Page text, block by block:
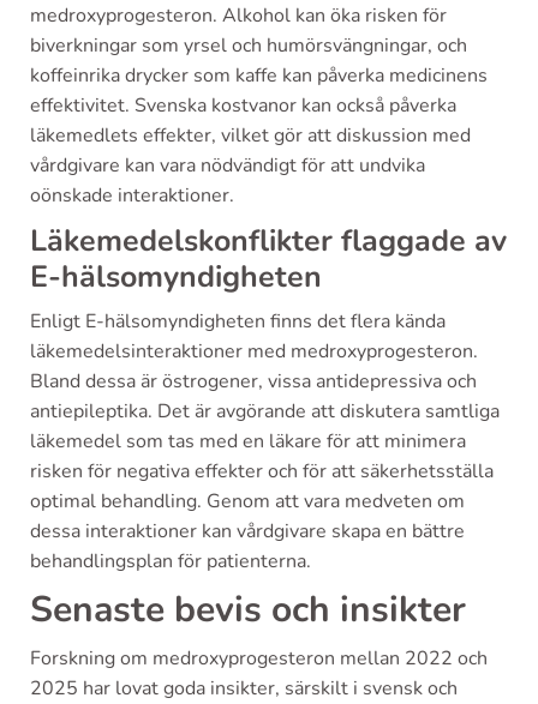
medroxyprogesteron. Alkohol kan öka risken för
biverkningar som yrsel och humörsvängningar, och
koffeinrika drycker som kaffe kan påverka medicinens
effektivitet. Svenska kostvanor kan också påverka
läkemedlets effekter, vilket gör att diskussion med
vårdgivare kan vara nödvändigt för att undvika
oönskade interaktioner.
Läkemedelskonflikter flaggade av
E-hälsomyndigheten
Enligt E-hälsomyndigheten finns det flera kända
läkemedelsinteraktioner med medroxyprogesteron.
Bland dessa är östrogener, vissa antidepressiva och
antiepileptika. Det är avgörande att diskutera samtliga
läkemedel som tas med en läkare för att minimera
risken för negativa effekter och för att säkerhetsställa
optimal behandling. Genom att vara medveten om
dessa interaktioner kan vårdgivare skapa en bättre
behandlingsplan för patienterna.
Senaste bevis och insikter
Forskning om medroxyprogesteron mellan 2022 och
2025 har lovat goda insikter, särskilt i svensk och